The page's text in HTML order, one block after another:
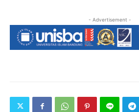
- Advertisement -